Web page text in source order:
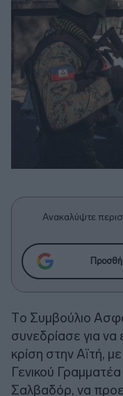
Ανακαλύψτε
Tο Συμβούλιο
συνεδρίασε για να
κρίση στην Αϊτή,
Γενικού
Σαλβαδόρ, να